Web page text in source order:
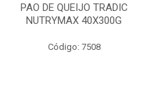
PAO DE QUEIJO TRADIC
NUTRYMAX 40X300G
Código: 7508